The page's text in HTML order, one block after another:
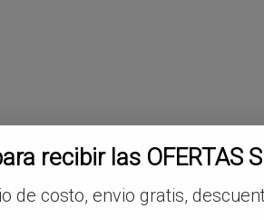
recibir las OFERTAS
de costo, envio gratis,